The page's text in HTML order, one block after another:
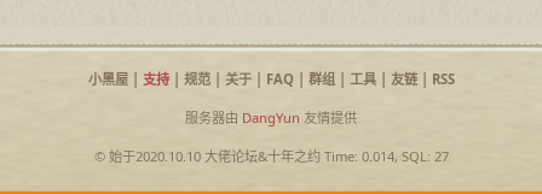
小黑屋| 支持| 规范| 关于| FAQ| 群组| 工具| 友链| RSS
服务器由 DangYun 友情提供
© 始于2020.10.10 大佬论坛&十年之约Time: 0.014, SQL: 27